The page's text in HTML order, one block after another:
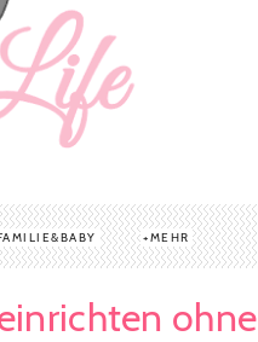
MEHR
ohne